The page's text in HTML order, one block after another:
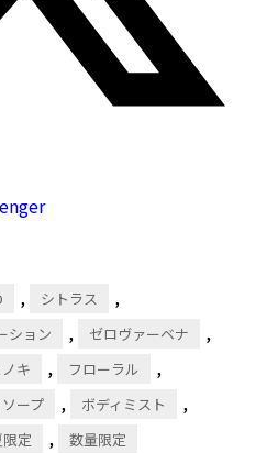
, シトラス ,
ション , ゼロヴァーベナ ,
キ , フローラル ,
ープ , ボディミスト ,
限定 , 数量限定